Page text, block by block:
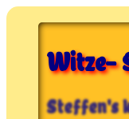
Witze-
Steffen's